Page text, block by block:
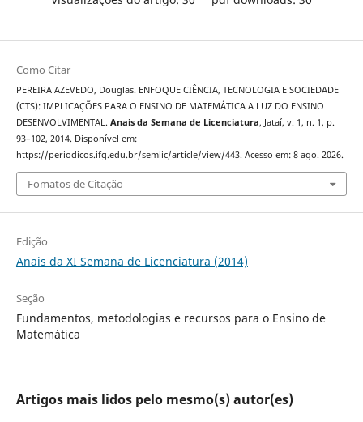
Como Citar
PEREIRA AZEVEDO, Douglas. ENFOQUE CIÊNCIA, TECNOLOGIA E SOCIEDADE
(CTS): IMPLICAÇÕES PARA O ENSINO DE MATEMÁTICA A LUZ DO ENSINO
DESENVOLVIMENTAL. Anais da Semana de Licenciatura, Jataí, v. 1, n. 1, p.
93–102, 2014. Disponível em:
https://periodicos.ifg.edu.br/semlic/article/view/443. Acesso em: 8 ago. 2026.
Fomatos de Citação
Edição
Anais da XI Semana de Licenciatura (2014)
Seção
Fundamentos, metodologias e recursos para o Ensino de
Matemática
Artigos mais lidos pelo mesmo(s) autor(es)